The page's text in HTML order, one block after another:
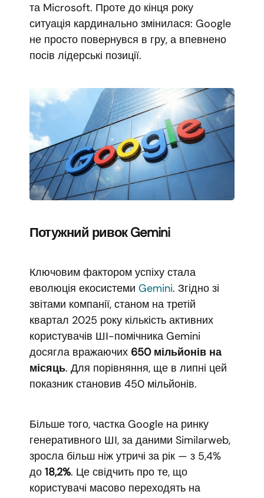
та Microsoft. Проте до кінця року
ситуація кардинально змінилася: Google
не просто повернувся в гру, а впевнено
посів лідерські позиції.
Потужний ривок Gemini
Ключовим фактором успіху стала
еволюція екосистеми Gemini. Згідно зі
звітами компанії, станом на третій
квартал 2025 року кількість активних
користувачів ШІ-помічника Gemini
досягла вражаючих 650 мільйонів на
місяць. Для порівняння, ще в липні цей
показник становив 450 мільйонів.
Більше того, частка Google на ринку
генеративного ШІ, за даними Similarweb,
зросла більш ніж утричі за рік — з 5,4%
до 18,2%. Це свідчить про те, що
користувачі масово переходять на